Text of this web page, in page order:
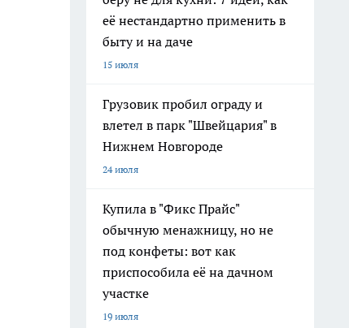
её нестандартно применить в
быту и на даче
15 июля
Грузовик пробил ограду и
влетел в парк "Швейцария" в
Нижнем Новгороде
24 июля
Купила в "Фикс Прайс"
обычную менажницу, но не
под конфеты: вот как
приспособила её на дачном
участке
19 июля